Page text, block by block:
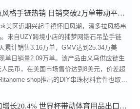
区域覆盖方面，则会检查不同地区的供货
对应优化建议。
格手链热销 日销突破2万单带动平价
美区近期兴起千禧怀旧风潮，潘多拉风格串
来自UZY跨境小店的捕梦网锆石吊坠手链
累计销售3.16万单，GMV达到25.34万美
单日销量2.09万单。该产品由义乌供应链生
民币，在美国市场售价达到8美元，价差超
shop推出的DIY串珠材料套件也取得
品走红的关键并非单纯依赖材质，而是消
增长20.4% 世界杯带动体育用品出口升